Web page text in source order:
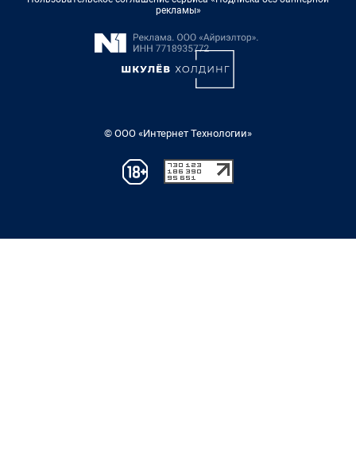
рекламы»
© ООО «Интернет Технологии»